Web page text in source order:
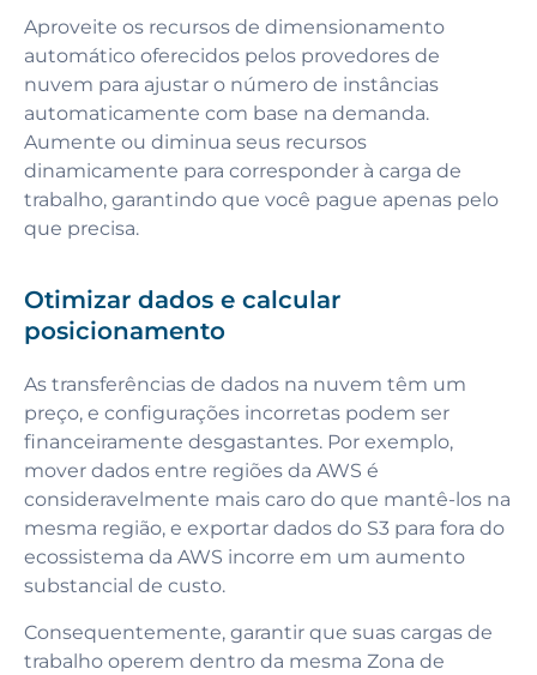
Aproveite os recursos de dimensionamento
automático oferecidos pelos provedores de
nuvem para ajustar o número de instâncias
automaticamente com base na demanda.
Aumente ou diminua seus recursos
dinamicamente para corresponder à carga de
trabalho, garantindo que você pague apenas pelo
que precisa.
Otimizar dados e calcular
posicionamento
As transferências de dados na nuvem têm um
preço, e configurações incorretas podem ser
financeiramente desgastantes. Por exemplo,
mover dados entre regiões da AWS é
consideravelmente mais caro do que mantê-los na
mesma região, e exportar dados do S3 para fora do
ecossistema da AWS incorre em um aumento
substancial de custo.
Consequentemente, garantir que suas cargas de
trabalho operem dentro da mesma Zona de